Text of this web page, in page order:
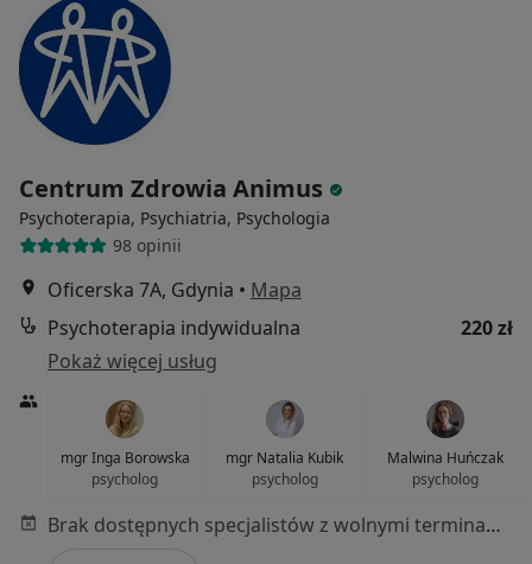
Centrum Zdrowia Animus
Psychoterapia, Psychiatria, Psychologia
98 opinii
Oficerska 7A, Gdynia • Mapa
Psychoterapia indywidualna
220 zł
Pokaż więcej usług
mgr Inga Borowska
psycholog
mgr Natalia Kubik
psycholog
Malwina Huńczak
psycholog
Brak dostępnych specjalistów z wolnymi terminami w tym centrum medycznym.